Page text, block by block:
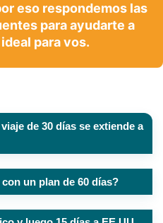
eso respondemos las
para ayudarte a
para vos.
de 30 días se extiende a
un plan de 60 días?